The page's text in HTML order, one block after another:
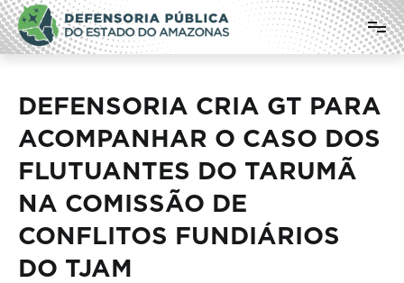
Pular
para
o
conteúdo
Defensoria Pública do Estado do
Amazonas
DEFENSORIA CRIA GT PARA
ACOMPANHAR O CASO DOS
FLUTUANTES DO TARUMÃ
NA COMISSÃO DE
CONFLITOS FUNDIÁRIOS
DO TJAM